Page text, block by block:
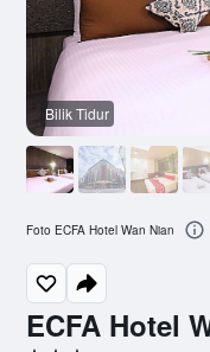
ECFA Hotel
Bilik Tidur
Foto ECFA Hotel Wan Nian